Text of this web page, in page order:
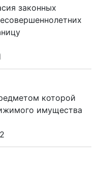
законных
которой
имущества